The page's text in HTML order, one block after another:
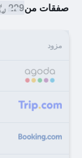
صفقات من229 ﷼
مزود